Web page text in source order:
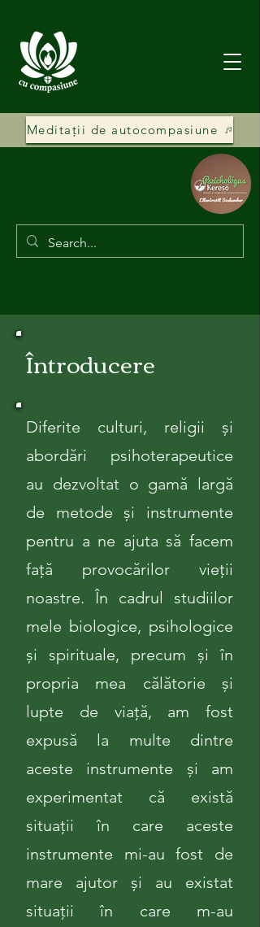
Meditații de autocompasiune
Întroducere
Diferite culturi, religii și
abordări psihoterapeutice
au dezvoltat o gamă largă
de metode și instrumente
pentru a ne ajuta să facem
față provocărilor vieții
noastre. În cadrul studiilor
mele biologice, psihologice
și spirituale, precum și în
propria mea călătorie și
lupte de viață, am fost
expusă la multe dintre
aceste instrumente și am
experimentat că există
situații în care aceste
instrumente mi-au fost de
mare ajutor și au existat
situații în care m-au